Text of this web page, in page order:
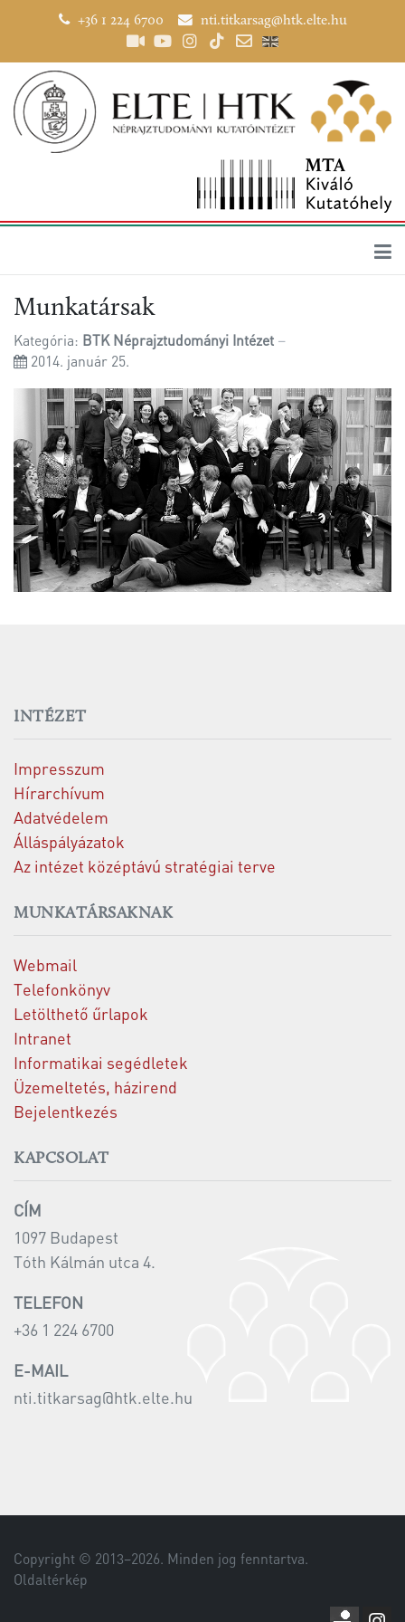
+36 1 224 6700 nti.titkarsag@htk.elte.hu
Munkatársak
Kategória: BTK Néprajztudományi Intézet
2014. január 25.
INTÉZET
Impresszum
Hírarchívum
Adatvédelem
Álláspályázatok
Az intézet középtávú stratégiai terve
MUNKATÁRSAKNAK
Webmail
Telefonkönyv
Letölthető űrlapok
Intranet
Informatikai segédletek
Üzemeltetés, házirend
Bejelentkezés
KAPCSOLAT
CÍM
1097 Budapest
Tóth Kálmán utca 4.
TELEFON
+36 1 224 6700
E-MAIL
nti.titkarsag@htk.elte.hu
Copyright © 2013–2026. Minden jog fenntartva.
Oldaltérkép